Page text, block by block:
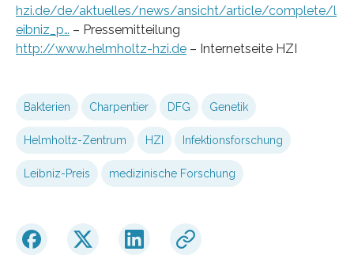
hzi.de/de/aktuelles/news/ansicht/article/complete/l
eibniz_p… – Pressemitteilung
http://www.helmholtz-hzi.de – Internetseite HZI
Bakterien Charpentier DFG Genetik
Helmholtz-Zentrum HZI Infektionsforschung
Leibniz-Preis medizinische Forschung